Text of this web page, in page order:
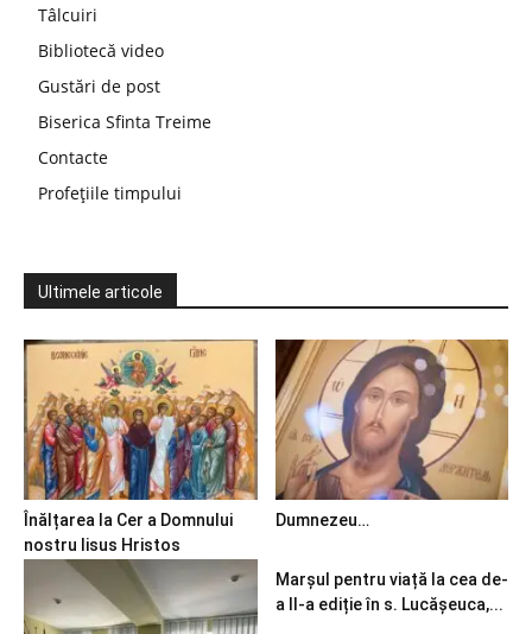
Tâlcuiri
Bibliotecă video
Gustări de post
Biserica Sfinta Treime
Contacte
Profețiile timpului
Ultimele articole
Înălțarea la Cer a Domnului
nostru Iisus Hristos
Dumnezeu…
Marșul pentru viață la cea de-
a II-a ediție în s. Lucășeuca,...